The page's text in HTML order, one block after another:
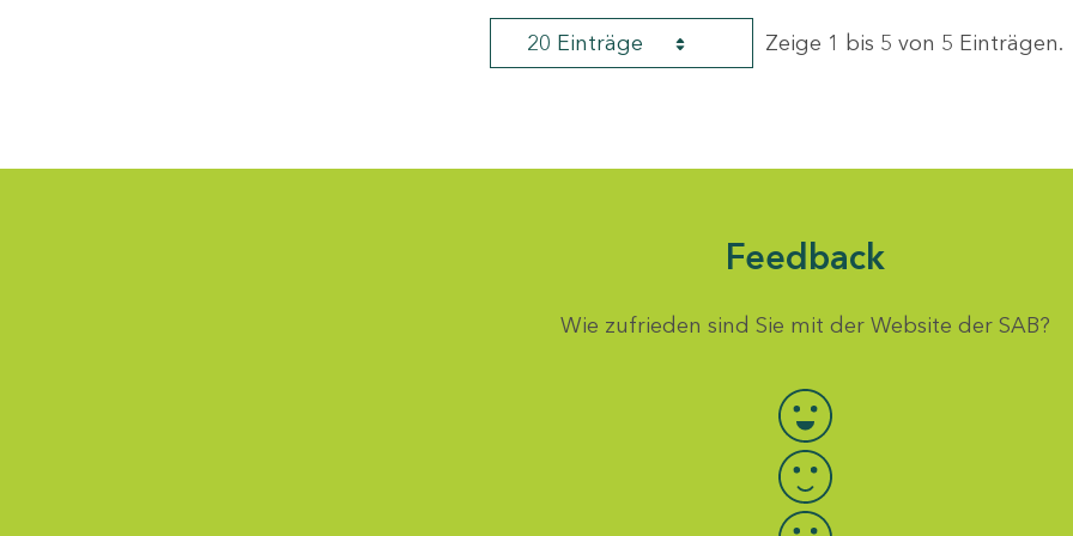
20 Einträge Zeige 1 bis 5 von 5 Einträgen.
Feedback
Wie zufrieden sind Sie mit der Website der SAB?
Bewertung auswählen